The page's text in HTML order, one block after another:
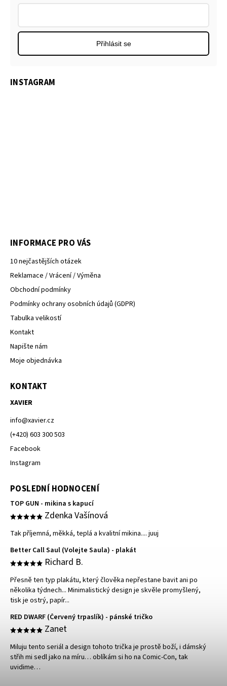
Přihlásit se
INSTAGRAM
INFORMACE PRO VÁS
10 nejčastějších otázek
Reklamace / Vrácení / Výměna
Obchodní podmínky
Podmínky ochrany osobních údajů (GDPR)
Tabulka velikostí
Kontakt
Napište nám
Moje objednávka
KONTAKT
XAVIER
info@xavier.cz
(+420) 603 300 503
Facebook
Instagram
POSLEDNÍ HODNOCENÍ
TOP GUN - mikina s kapucí
Zdenka Vašínová
Tak příjemná, měkká, teplá a kvalitní mikina.... juuj
Better Call Saul (Volejte Saula) - plakát
Richard B.
Přesně ten typ plakátu, který člověka nepřestane bavit ani po
několika týdnech... Minimalistický design je skvěle promyšlený,
tisk je ostrý, papír...
RED DWARF (Červený trpaslík) - pánské tričko
Zanet
Miluju tento seriál a design tohoto trička je prostě boží, i dámský
střih mi sedl jako na míru… oblíkám si ho na Comic-Con, tak
uvidime…